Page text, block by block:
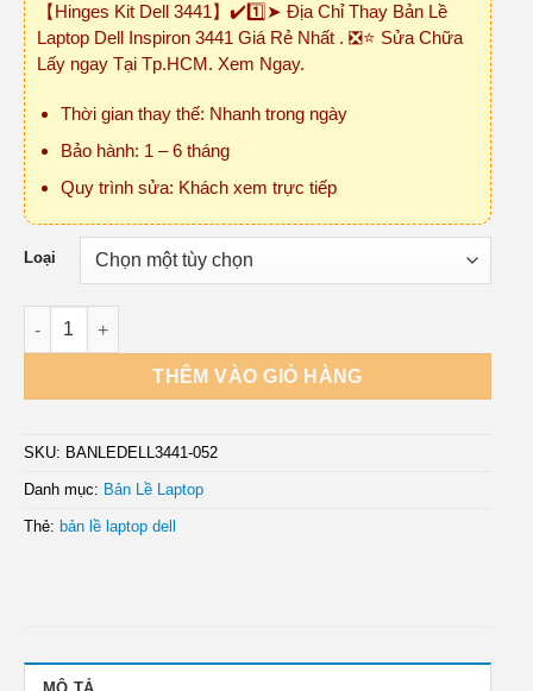
₫150,000
đến
₫450,000
【Hinges Kit Dell 3441】✔️1️⃣➤ Địa Chỉ Thay Bản Lề
Laptop Dell Inspiron 3441 Giá Rẻ Nhất . ❎⭐ Sửa Chữa
Lấy ngay Tại Tp.HCM. Xem Ngay.
Thời gian thay thế: Nhanh trong ngày
Bảo hành: 1 – 6 tháng
Quy trình sửa: Khách xem trực tiếp
Loại
Bản Lề Laptop Dell Inspiron 3441 số lượng
THÊM VÀO GIỎ HÀNG
SKU: BANLEDELL3441-052
Danh mục: Bản Lề Laptop
Thẻ: bản lề laptop dell